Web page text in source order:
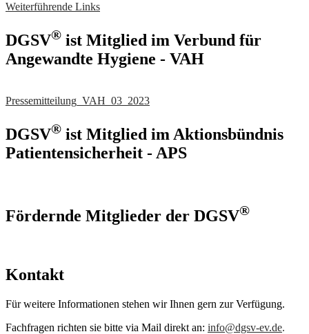
Weiterführende Links
DGSV® ist Mitglied im Verbund für
Angewandte Hygiene - VAH
Pressemitteilung_VAH_03_2023
DGSV® ist Mitglied im Aktionsbündnis
Patientensicherheit - APS
Fördernde Mitglieder der DGSV®
Kontakt
Für weitere Informationen stehen wir Ihnen gern zur Verfügung.
Fachfragen richten sie bitte via Mail direkt an: info@dgsv-ev.de.